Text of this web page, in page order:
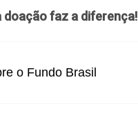
doação faz a diferença!
o Fundo Brasil
policy>